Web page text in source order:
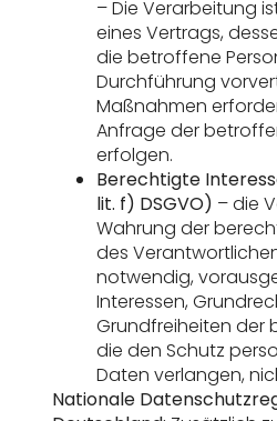
– Die Verarbeitung
eines Vertrags,
die betroffene
Durchführung
Maßnahmen
Anfrage der
erfolgen.
Berechtigte
lit. f) DSGVO) – die
Wahrung der
des
notwendig,
Interessen,
Grundfreiheiten der
die den Schutz
Daten verlangen,
Nationale